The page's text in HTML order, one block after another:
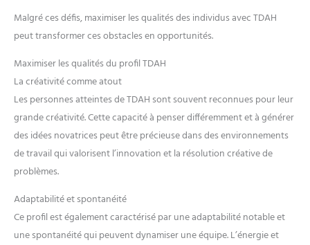
Malgré ces défis, maximiser les qualités des individus avec TDAH
peut transformer ces obstacles en opportunités.
Maximiser les qualités du profil TDAH
La créativité comme atout
Les personnes atteintes de TDAH sont souvent reconnues pour leur
grande créativité. Cette capacité à penser différemment et à générer
des idées novatrices peut être précieuse dans des environnements
de travail qui valorisent l’innovation et la résolution créative de
problèmes.
Adaptabilité et spontanéité
Ce profil est également caractérisé par une adaptabilité notable et
une spontanéité qui peuvent dynamiser une équipe. L’énergie et